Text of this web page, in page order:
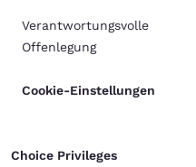
Verantwortungsvolle
Offenlegung
Cookie-Einstellungen
Choice Privileges